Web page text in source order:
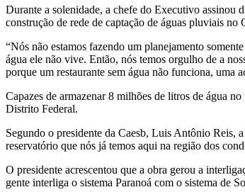
Durante a solenidade, a chefe do Executivo assinou
construção de rede de captação de águas pluviais
“Nós não estamos fazendo um planejamento
água ele não vive. Então, nós temos orgulho de a
porque um restaurante sem água não funciona, uma
Capazes de armazenar 8 milhões de litros de água
Distrito Federal.
Segundo o presidente da Caesb, Luis Antônio Reis,
reservatório que nós já temos aqui na região dos
O presidente acrescentou que a obra gerou a
gente interliga o sistema Paranoá com o sistema de